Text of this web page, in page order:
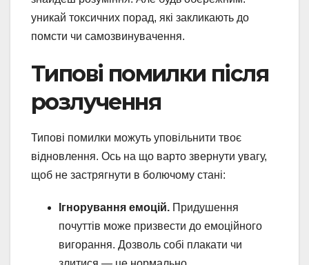
уникай токсичних порад, які закликають до
помсти чи самозвинувачення.
Типові помилки після
розлучення
Типові помилки можуть уповільнити твоє
відновлення. Ось на що варто звернути увагу,
щоб не застрягнути в болючому стані:
Ігнорування емоцій. Придушення
почуттів може призвести до емоційного
вигорання. Дозволь собі плакати чи